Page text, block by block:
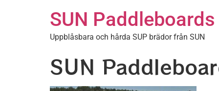
SUN Paddleboards
Uppblåsbara och hårda SUP brädor från SUN
SUN